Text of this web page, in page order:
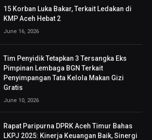
15 Korban Luka Bakar, Terkait Ledakan di
KMP Aceh Hebat 2
June 16, 2026
Tim Penyidik Tetapkan 3 Tersangka Eks
Pimpinan Lembaga BGN Terkait
Penyimpangan Tata Kelola Makan Gizi
Gratis
June 10, 2026
Rapat Paripurna DPRK Aceh Timur Bahas
LKPJ 2025: Kinerja Keuangan Baik, Sinergi